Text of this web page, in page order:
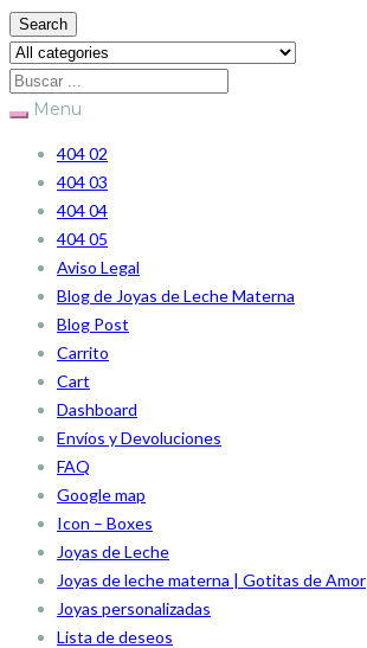
Search
Menu
404 02
404 03
404 04
404 05
Aviso Legal
Blog de Joyas de Leche Materna
Blog Post
Carrito
Cart
Dashboard
Envíos y Devoluciones
FAQ
Google map
Icon – Boxes
Joyas de Leche
Joyas de leche materna | Gotitas de Amor
Joyas personalizadas
Lista de deseos